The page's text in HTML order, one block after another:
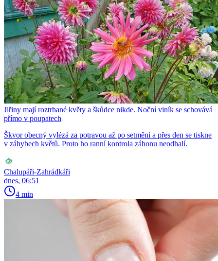
Jiřiny mají roztrhané květy a škůdce nikde. Noční viník se schovává
přímo v poupatech
Škvor obecný vylézá za potravou až po setmění a přes den se tiskne
v záhybech květů. Proto ho ranní kontrola záhonu neodhalí.
Chalupáři-Zahrádkáři
dnes, 06:51
4 min